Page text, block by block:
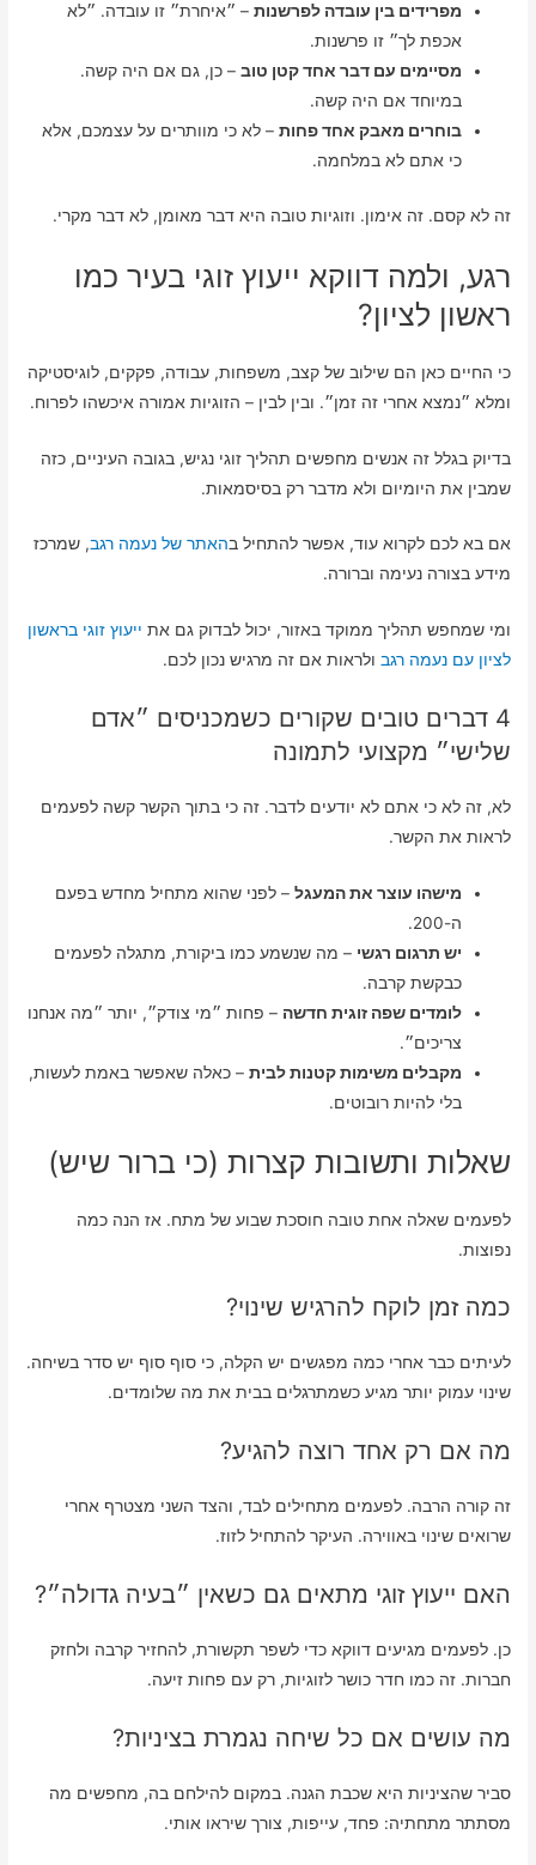
מפרידים בין עובדה לפרשנות – ״איחרת״ זו עובדה. ״לא
אכפת לך״ זו פרשנות.
מסיימים עם דבר אחד קטן טוב – כן, גם אם היה קשה.
במיוחד אם היה קשה.
בוחרים מאבק אחד פחות – לא כי מוותרים על עצמכם, אלא
כי אתם לא במלחמה.
זה לא קסם. זה אימון. וזוגיות טובה היא דבר מאומן, לא דבר מקרי.
רגע, ולמה דווקא ייעוץ זוגי בעיר כמו
ראשון לציון?
כי החיים כאן הם שילוב של קצב, משפחות, עבודה, פקקים, לוגיסטיקה
ומלא ״נמצא אחרי זה זמן״. ובין לבין – הזוגיות אמורה איכשהו לפרוח.
בדיוק בגלל זה אנשים מחפשים תהליך זוגי נגיש, בגובה העיניים, כזה
שמבין את היומיום ולא מדבר רק בסיסמאות.
אם בא לכם לקרוא עוד, אפשר להתחיל בהאתר של נעמה רגב, שמרכז
מידע בצורה נעימה וברורה.
ומי שמחפש תהליך ממוקד באזור, יכול לבדוק גם את ייעוץ זוגי בראשון
לציון עם נעמה רגב ולראות אם זה מרגיש נכון לכם.
4 דברים טובים שקורים כשמכניסים ״אדם
שלישי״ מקצועי לתמונה
לא, זה לא כי אתם לא יודעים לדבר. זה כי בתוך הקשר קשה לפעמים
לראות את הקשר.
מישהו עוצר את המעגל – לפני שהוא מתחיל מחדש בפעם
ה-200.
יש תרגום רגשי – מה שנשמע כמו ביקורת, מתגלה לפעמים
כבקשת קרבה.
לומדים שפה זוגית חדשה – פחות ״מי צודק״, יותר ״מה אנחנו
צריכים״.
מקבלים משימות קטנות לבית – כאלה שאפשר באמת לעשות,
בלי להיות רובוטים.
שאלות ותשובות קצרות (כי ברור שיש)
לפעמים שאלה אחת טובה חוסכת שבוע של מתח. אז הנה כמה
נפוצות.
כמה זמן לוקח להרגיש שינוי?
לעיתים כבר אחרי כמה מפגשים יש הקלה, כי סוף סוף יש סדר בשיחה.
שינוי עמוק יותר מגיע כשמתרגלים בבית את מה שלומדים.
מה אם רק אחד רוצה להגיע?
זה קורה הרבה. לפעמים מתחילים לבד, והצד השני מצטרף אחרי
שרואים שינוי באווירה. העיקר להתחיל לזוז.
האם ייעוץ זוגי מתאים גם כשאין ״בעיה גדולה״?
כן. לפעמים מגיעים דווקא כדי לשפר תקשורת, להחזיר קרבה ולחזק
חברות. זה כמו חדר כושר לזוגיות, רק עם פחות זיעה.
מה עושים אם כל שיחה נגמרת בציניות?
סביר שהציניות היא שכבת הגנה. במקום להילחם בה, מחפשים מה
מסתתר מתחתיה: פחד, עייפות, צורך שיראו אותי.